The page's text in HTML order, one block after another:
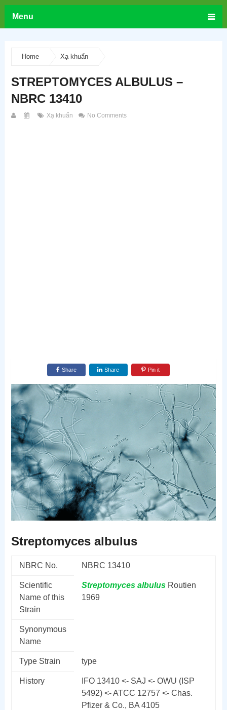
Menu
Home Xạ khuẩn
STREPTOMYCES ALBULUS –
NBRC 13410
Xạ khuẩn No Comments
Share Share Pin it
Streptomyces albulus
NBRC No. NBRC 13410
Scientific
Name of this
Strain
Streptomyces albulusRoutien
1969
Synonymous
Name
Type Strain type
History
IFO 13410 <- SAJ <- OWU (ISP
5492) <- ATCC 12757 <- Chas.
Pfizer & Co., BA 4105